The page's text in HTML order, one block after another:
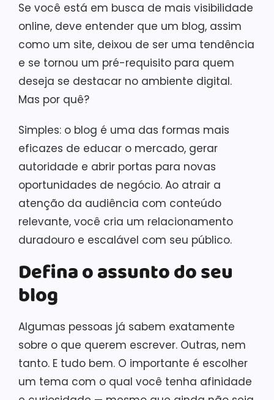
Se você está em busca de mais visibilidade
online, deve entender que um blog, assim
como um site, deixou de ser uma tendência
e se tornou um pré-requisito para quem
deseja se destacar no ambiente digital.
Mas por quê?
Simples: o blog é uma das formas mais
eficazes de educar o mercado, gerar
autoridade e abrir portas para novas
oportunidades de negócio. Ao atrair a
atenção da audiência com conteúdo
relevante, você cria um relacionamento
duradouro e escalável com seu público.
Defina o assunto do seu
blog
Algumas pessoas já sabem exatamente
sobre o que querem escrever. Outras, nem
tanto. E tudo bem. O importante é escolher
um tema com o qual você tenha afinidade